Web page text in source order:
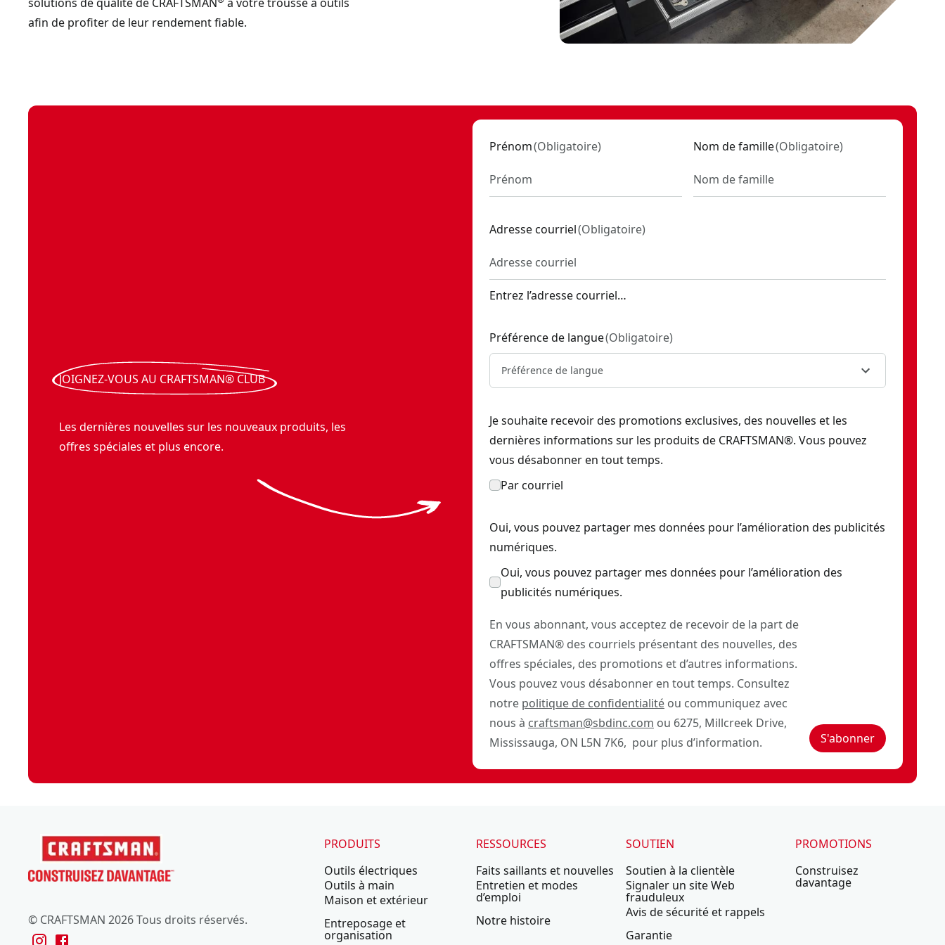
afin de profiter de leur rendement fiable.
JOIGNEZ-VOUS AU CRAFTSMAN® CLUB
Les dernières nouvelles sur les nouveaux produits, les
offres spéciales et plus encore.
Prénom(Obligatoire) Nom de famille(Obligatoire)
Adresse courriel(Obligatoire)
Entrez l’adresse courriel…
Préférence de langue(Obligatoire)
Préférence de langue
Je souhaite recevoir des promotions exclusives, des nouvelles et les
dernières informations sur les produits de CRAFTSMAN®. Vous pouvez
vous désabonner en tout temps.
Par courriel
Oui, vous pouvez partager mes données pour l’amélioration des publicités
numériques.
Oui, vous pouvez partager mes données pour l’amélioration des
publicités numériques.
En vous abonnant, vous acceptez de recevoir de la part de
CRAFTSMAN® des courriels présentant des nouvelles, des
offres spéciales, des promotions et d’autres informations.
Vous pouvez vous désabonner en tout temps. Consultez
notre politique de confidentialité ou communiquez avec
nous à craftsman@sbdinc.com ou 6275, Millcreek Drive,
Mississauga, ON L5N 7K6, pour plus d’information.
S'abonner
PRODUITS
Outils électriques
Outils à main
Maison et extérieur
Entreposage et
organisation
RESSOURCES
Faits saillants et nouvelles
Entretien et modes
d’emploi
Notre histoire
SOUTIEN
Soutien à la clientèle
Signaler un site Web
frauduleux
Avis de sécurité et rappels
Garantie
PROMOTIONS
Construisez
davantage
© CRAFTSMAN 2026 Tous droits réservés.